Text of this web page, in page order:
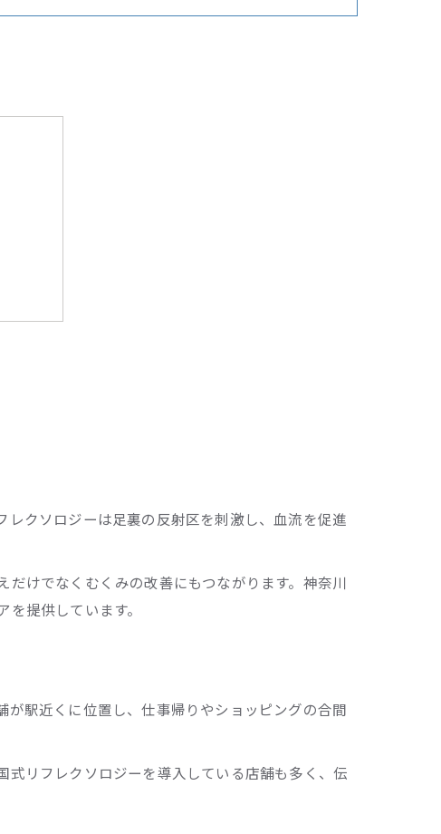
徴
クソロジーは足裏の反射区を刺激し、血流を促進
けでなくむくみの改善にもつながります。神奈川
提供しています。
駅近くに位置し、仕事帰りやショッピングの合間
リフレクソロジーを導入している店舗も多く、伝